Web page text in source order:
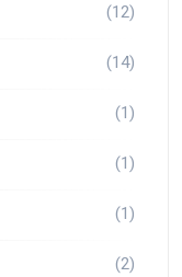
(12)
(14)
(1)
(1)
(1)
(2)